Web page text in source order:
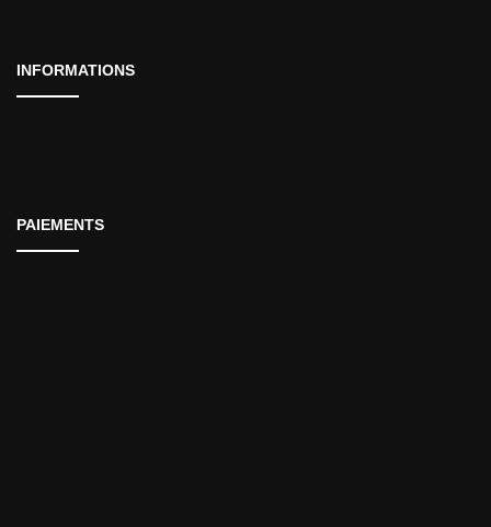
INFORMATIONS
PAIEMENTS